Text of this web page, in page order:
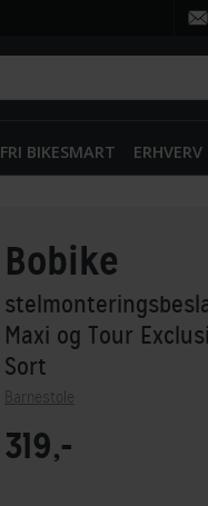
FRI BIKESMART ERHVERV
Bobike
Maxi og Tour
Sort
Barnestole
319,-